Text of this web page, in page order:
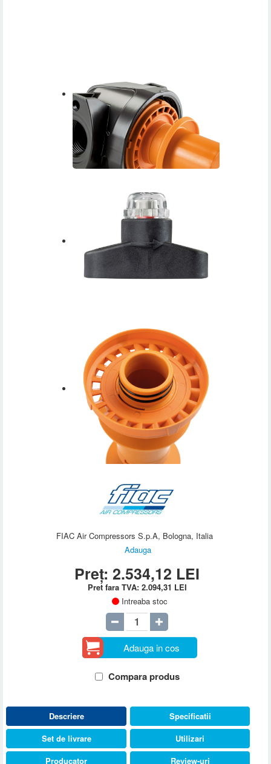
FIAC Air Compressors S.p.A, Bologna, Italia
Adauga
Preț:2.534,12 LEI
Pret fara TVA: 2.094,31 LEI
Intreaba stoc
Adauga in cos
Compara produs
Descriere
Specificatii
Set de livrare
Utilizari
Producator
Review-uri